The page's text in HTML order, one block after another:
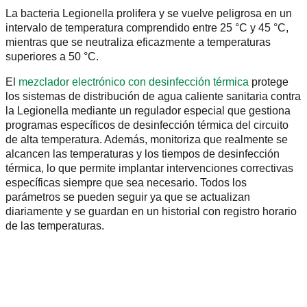
La bacteria Legionella prolifera y se vuelve peligrosa en un
intervalo de temperatura comprendido entre 25 °C y 45 °C,
mientras que se neutraliza eficazmente a temperaturas
superiores a 50 °C.
El mezclador electrónico con desinfección térmica protege
los sistemas de distribución de agua caliente sanitaria contra
la Legionella mediante un regulador especial que gestiona
programas específicos de desinfección térmica del circuito
de alta temperatura. Además, monitoriza que realmente se
alcancen las temperaturas y los tiempos de desinfección
térmica, lo que permite implantar intervenciones correctivas
específicas siempre que sea necesario. Todos los
parámetros se pueden seguir ya que se actualizan
diariamente y se guardan en un historial con registro horario
de las temperaturas.